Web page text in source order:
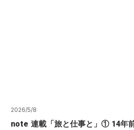
2026/5/8
note 連載「旅と仕事と」① 14年